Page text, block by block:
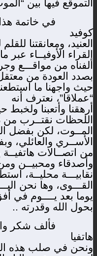
التموقع فيها بين
في خاتمة
كوفيد
العنيد، ومعانقتنا
القراء الأوفيــاء عبر ما
ألفناه من مواقـــع
بصدد العودة من
حيث واجهنا ما
“عملاقا”، نعترف أنه
أرهقنا وأتعبنا
اللحظات نقتــرب من
المــوت، لكن بفضل
الأســري والعائلي،
من اتصــالات
وأصدقاء ومحبيــن
نقابيـــة محليــة،
القـــوى، وها نحن
يوما بعد يــــوم في
بحول الله وقدرته ..
فألف شكر
هاتفيا
ونحن في صلب هذه